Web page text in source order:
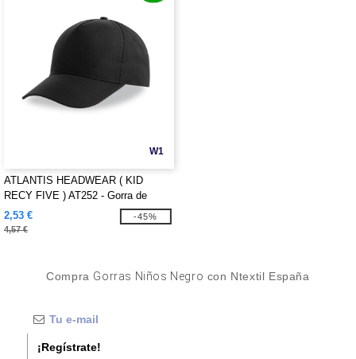
W1
ATLANTIS HEADWEAR ( KID
RECY FIVE ) AT252 - Gorra de
béisbol de 5 paneles hecha de
poliéster reciclado
2,53 €
4,57 €
-45%
Compra Gorras Niños Negro con Ntextil España
¡Regístrate!